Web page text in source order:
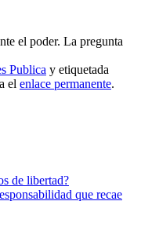
el poder. La pregunta
Publica y etiquetada
el enlace permanente.
de libertad?
que recae